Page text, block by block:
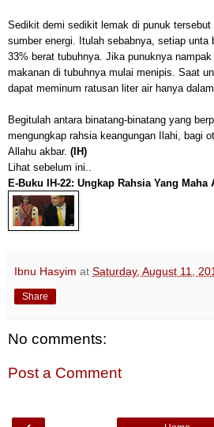
Sedikit demi sedikit lemak di punuk tersebut
sumber energi. Itulah sebabnya, setiap unta
33% berat tubuhnya. Jika punuknya
makanan di tubuhnya mulai menipis. Saat
dapat meminum ratusan liter air hanya
Begitulah antara binatang-binatang yang
mengungkap rahsia keangungan Ilahi, bagi
Allahu akbar. (IH)
Lihat sebelum ini..
E-Buku IH-22: Ungkap Rahsia Yang Maha
Ibnu Hasyim at Saturday, August 11,
Share
No comments:
Post a Comment